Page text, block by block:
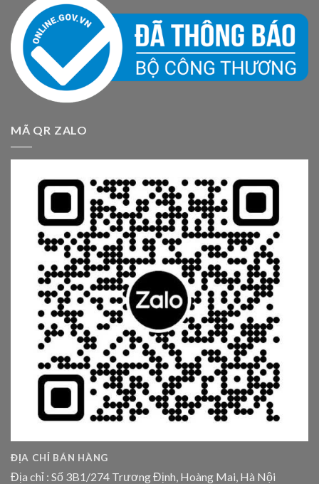
MÃ QR ZALO
ĐỊA CHỈ BÁN HÀNG
Địa chỉ : Số 3B1/274 Trương Định, Hoàng Mai, Hà Nội